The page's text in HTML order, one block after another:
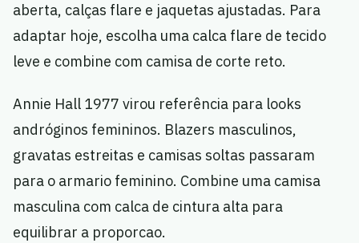
aberta, calças flare e jaquetas ajustadas. Para
adaptar hoje, escolha uma calca flare de tecido
leve e combine com camisa de corte reto.
Annie Hall 1977 virou referência para looks
andróginos femininos. Blazers masculinos,
gravatas estreitas e camisas soltas passaram
para o armario feminino. Combine uma camisa
masculina com calca de cintura alta para
equilibrar a proporcao.